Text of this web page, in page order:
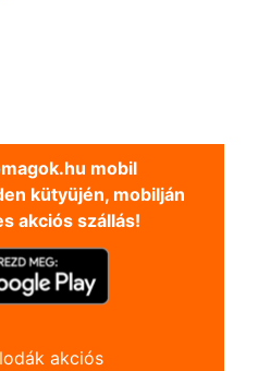
mobil
kütyüjén, mobilján
akciós szállás!
akciós